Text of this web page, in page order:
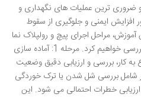
ضروری ترین عملیات های نگهداری و
ایمنی و جلوگیری از سقوط
مراحل اجرای پیچ و رولپلاک نما
را به صورت کامل و مرحله به مرحله بررسی خواهیم کرد. مرحله 1: آماده سازی
به کار، بررسی و ارزیابی دقیق وضعیت
شامل بررسی شل شدن یا ترک خوردگی
خطرات احتمالی می شود. این